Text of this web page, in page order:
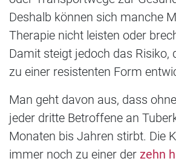
Deshalb können sich manche
Therapie nicht leisten oder
Damit steigt jedoch das Risiko,
zu einer resistenten Form
Man geht davon aus, dass
jeder dritte Betroffene an
Monaten bis Jahren stirbt. Die
immer noch zu einer der zehn